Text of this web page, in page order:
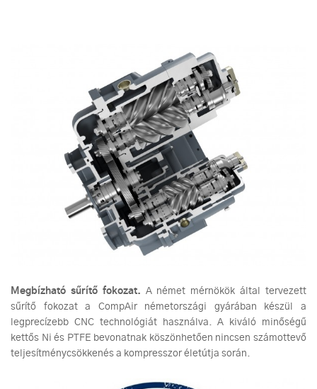
Megbízható sűrítő fokozat. A német mérnökök által tervezett
sűrítő fokozat a CompAir németországi gyárában készül a
legprecízebb CNC technológiát használva. A kiváló minőségű
kettős Ni és PTFE bevonatnak köszönhetően nincsen számottevő
teljesítménycsökkenés a kompresszor életútja során.